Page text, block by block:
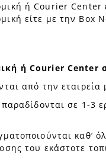
ή Courier Center
είτε με την Box
ή Courier Center
από την
σε 1-3
καθ’
του εκάστοτε